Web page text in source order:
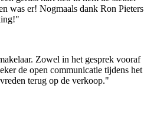
was er! Nogmaals dank Ron Pieters
Zowel in het gesprek vooraf
de open communicatie tijdens het
terug op de verkoop."